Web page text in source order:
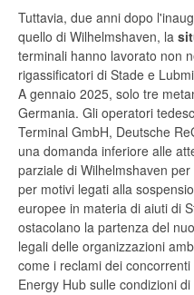
Tuttavia, due anni dopo
quello di Wilhelmshaven, la
terminali hanno lavorato non
rigassificatori di Stade e
A gennaio 2025, solo tre
Germania. Gli operatori
Terminal GmbH, Deutsche
una domanda inferiore alle
parziale di Wilhelmshaven
per motivi legati alla
europee in materia di aiuti di
ostacolano la partenza del
legali delle organizzazioni
come i reclami dei
Energy Hub sulle condizioni